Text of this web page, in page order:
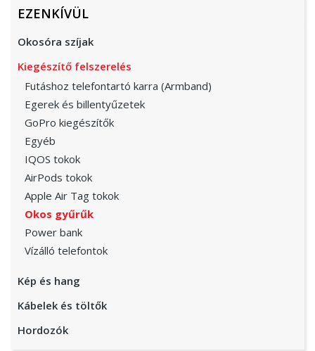
EZENKÍVÜL
Okosóra szíjak
Kiegészítő felszerelés
Futáshoz telefontartó karra (Armband)
Egerek és billentyűzetek
GoPro kiegészítők
Egyéb
IQOS tokok
AirPods tokok
Apple Air Tag tokok
Okos gyűrűk
Power bank
Vízálló telefontok
Kép és hang
Kábelek és töltők
Hordozók